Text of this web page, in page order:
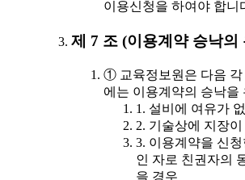
이용신청을 하여야 합니
제 7 조 (이용계약 승낙의
① 교육정보원은 다음 각
에는 이용계약의 승낙을
1. 설비에 여유가
2. 기술상에 지장
3. 이용계약을 신
인 자로 친권자의
을 경우